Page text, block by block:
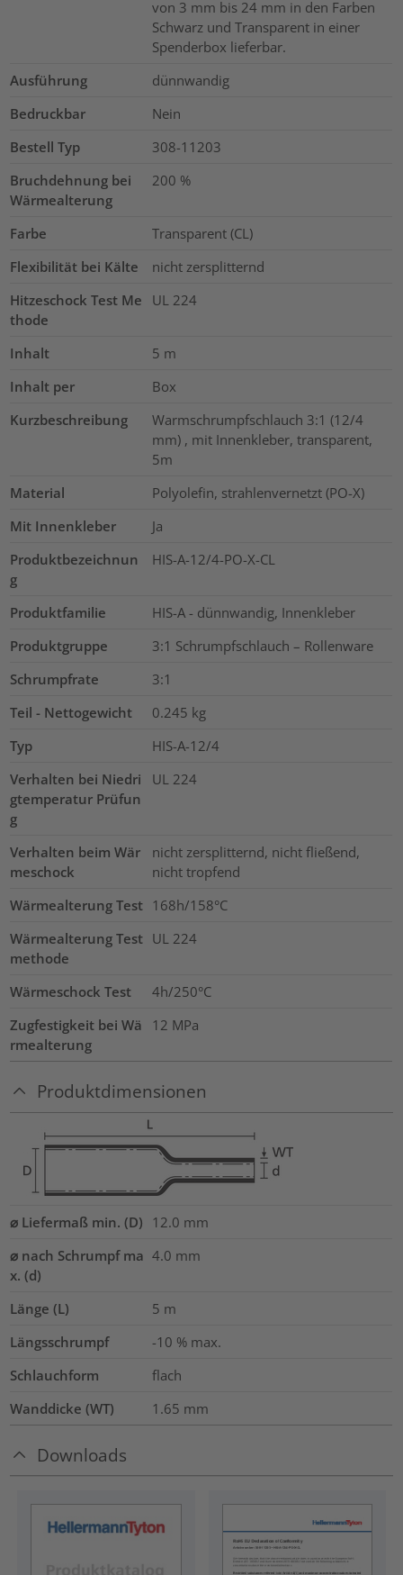
von 3 mm bis 24 mm in den Farben
Schwarz und Transparent in einer
Spenderbox lieferbar.
Ausführung
dünnwandig
Bedruckbar
Nein
Bestell Typ
308-11203
Bruchdehnung bei
Wärmealterung
200 %
Farbe
Transparent (CL)
Flexibilität bei Kälte
nicht zersplitternd
Hitzeschock Test Me
thode
UL 224
Inhalt 5 m
Inhalt per
Box
Kurzbeschreibung
Warmschrumpfschlauch 3:1 (12/4
mm) , mit Innenkleber, transparent,
5m
Material
Polyolefin, strahlenvernetzt (PO-X)
Mit Innenkleber
Ja
Produktbezeichnun
g
HIS-A-12/4-PO-X-CL
Produktfamilie
HIS-A - dünnwandig, Innenkleber
Produktgruppe
3:1 Schrumpfschlauch – Rollenware
Schrumpfrate
3:1
Teil - Nettogewicht
0.245 kg
Typ
HIS-A-12/4
Verhalten bei Niedri
gtemperatur Prüfun
g
UL 224
Verhalten beim Wär
meschock
nicht zersplitternd, nicht fließend,
nicht tropfend
Wärmealterung Test 168h/158°C
Wärmealterung Test
methode
UL 224
Wärmeschock Test
4h/250°C
Zugfestigkeit bei Wä
rmealterung
12 MPa
Produktdimensionen
⌀ Liefermaß min. (D) 12.0 mm
⌀ nach Schrumpf ma
x. (d)
4.0 mm
Länge (L) 5 m
Längsschrumpf
-10 % max.
Schlauchform
flach
Wanddicke (WT)
1.65 mm
Downloads